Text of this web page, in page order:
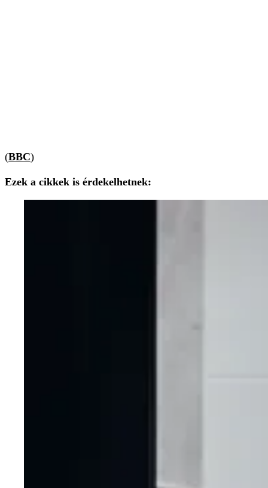
(BBC)
Ezek a cikkek is érdekelhetnek: